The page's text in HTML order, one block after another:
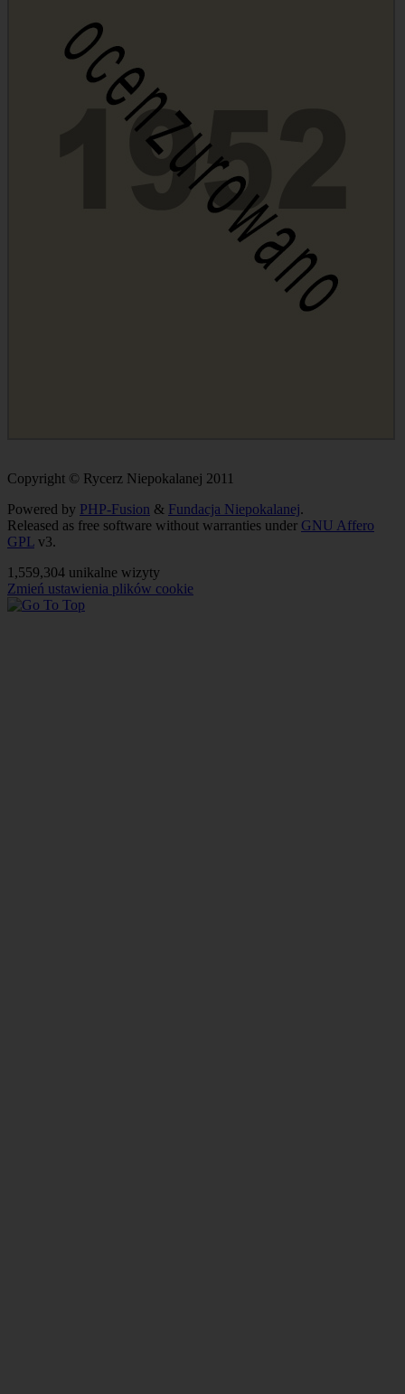
Copyright © Rycerz Niepokalanej 2011
Powered by PHP-Fusion & Fundacja Niepokalanej.
Released as free software without warranties under GNU Affero
GPL v3.
1,559,304 unikalne wizyty
Zmień ustawienia plików cookie